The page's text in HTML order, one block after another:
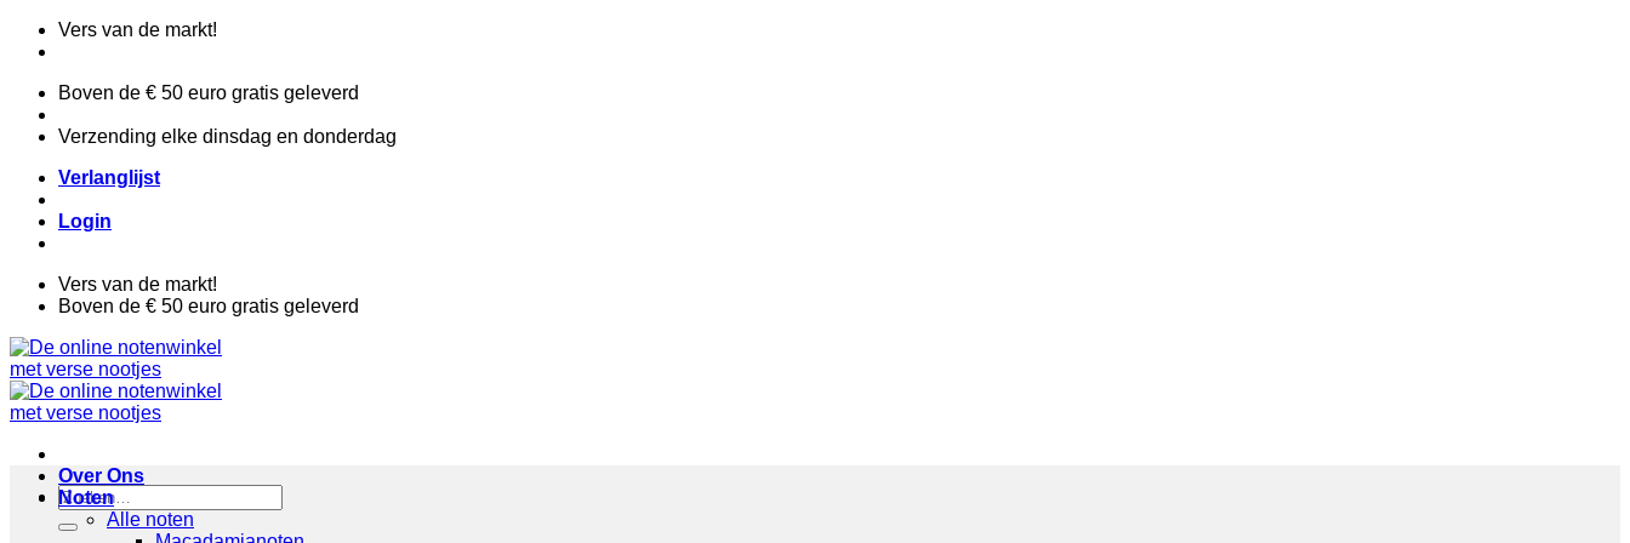
naar
Vers van de markt!
Boven de € 50 euro gratis geleverd
Verzending elke dinsdag en donderdag
Verlanglijst
Login
Vers van de markt!
Boven de € 50 euro gratis geleverd
Zoeken
naar:
Over Ons
Noten
Alle noten